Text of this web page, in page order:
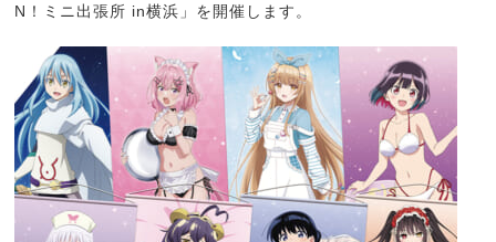
N！ミニ出張所 in横浜」を開催します。